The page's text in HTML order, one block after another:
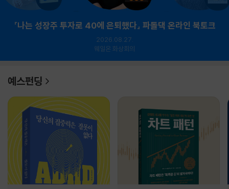
『나는 성장주 투자로 40에 은퇴했다』 파돌댁 온라인 북토크
2026.08.27.
웨일온 화상회의
예스펀딩